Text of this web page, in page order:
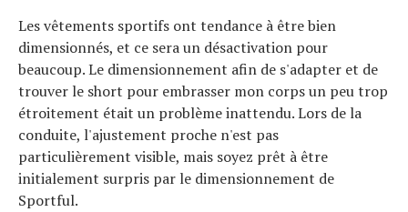
Les vêtements sportifs ont tendance à être bien
dimensionnés, et ce sera un désactivation pour
beaucoup. Le dimensionnement afin de s'adapter et de
trouver le short pour embrasser mon corps un peu trop
étroitement était un problème inattendu. Lors de la
conduite, l'ajustement proche n'est pas
particulièrement visible, mais soyez prêt à être
initialement surpris par le dimensionnement de
Sportful.